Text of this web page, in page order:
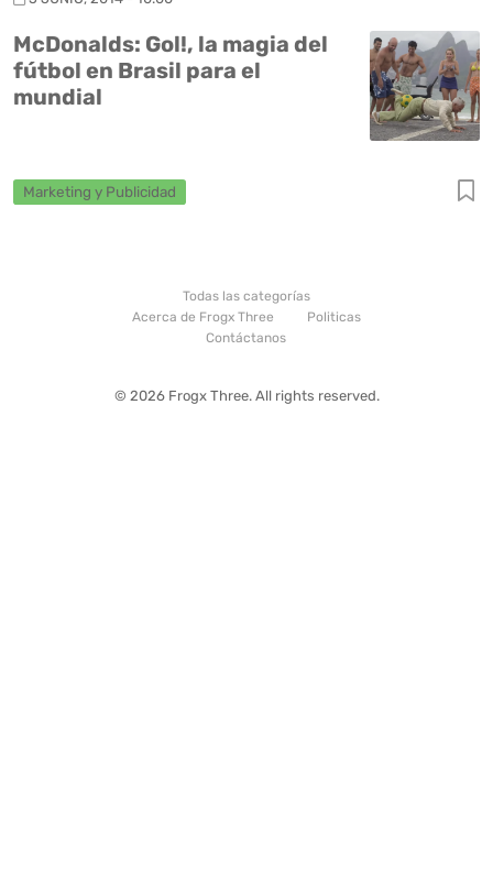
McDonalds: Gol!, la magia del
fútbol en Brasil para el
mundial
Marketing y Publicidad
Todas las categorías
Acerca de Frogx Three
Politicas
Contáctanos
© 2026 Frogx Three. All rights reserved.